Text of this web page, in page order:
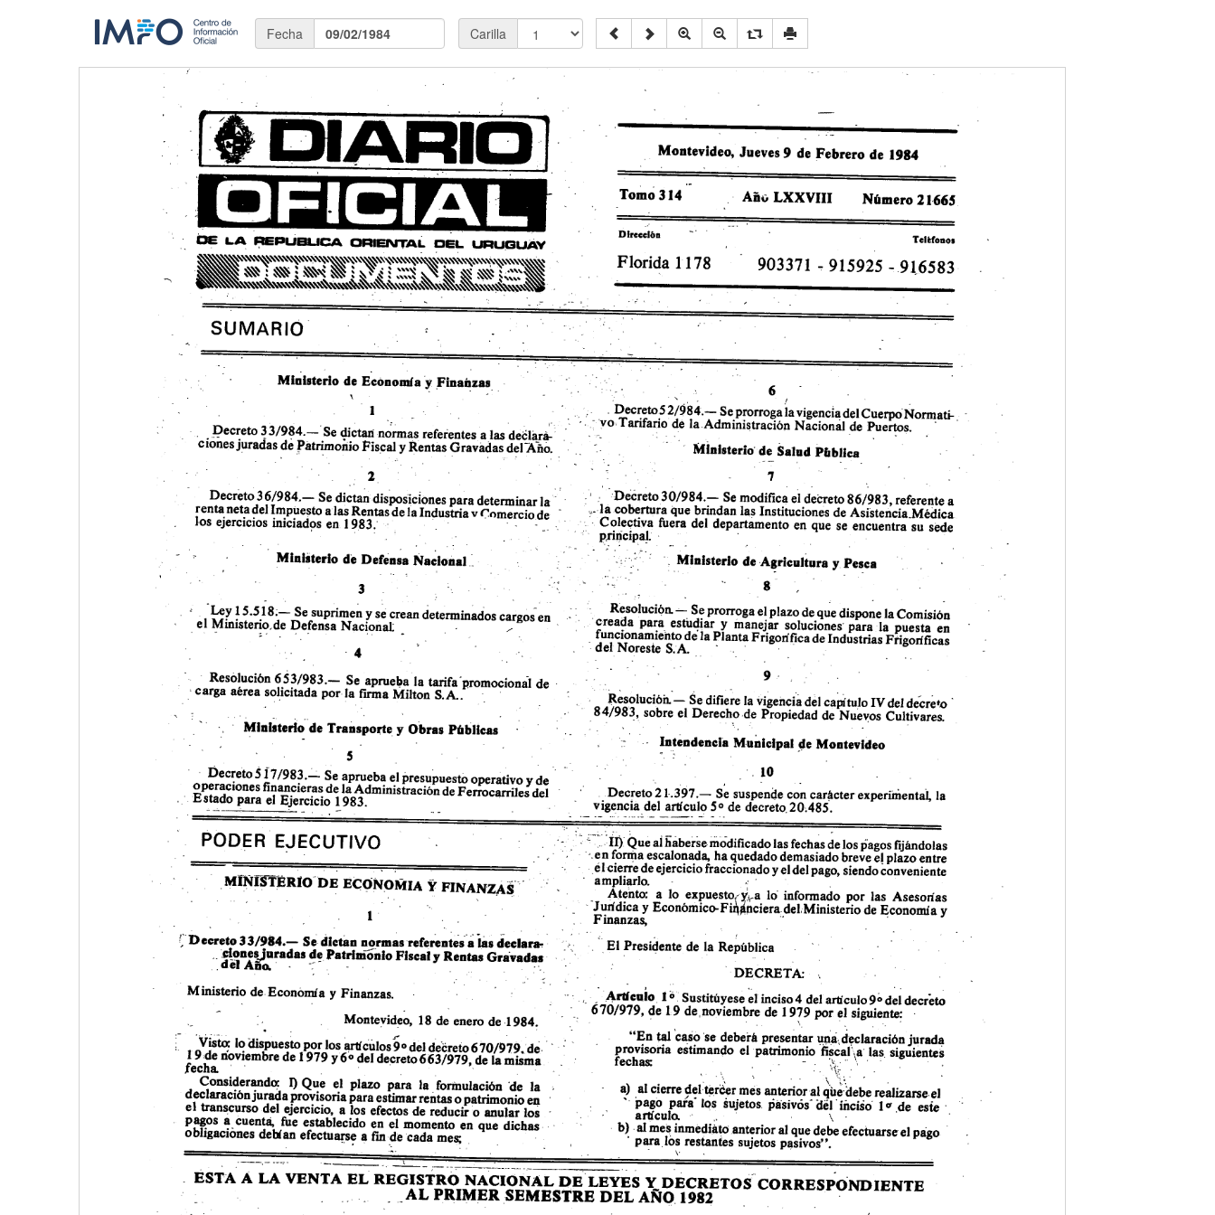
Fecha 09/02/1984 Carilla